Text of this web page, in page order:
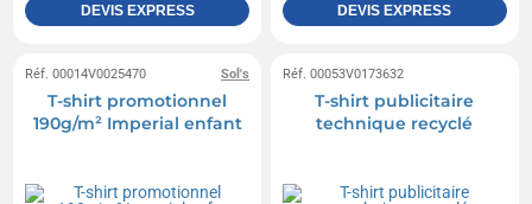
DEVIS EXPRESS DEVIS EXPRESS
Sol's
Réf. 00014V0025470
T-shirt promotionnel
190g/m² Imperial enfant
Réf. 00053V0173632
T-shirt publicitaire
technique recyclé